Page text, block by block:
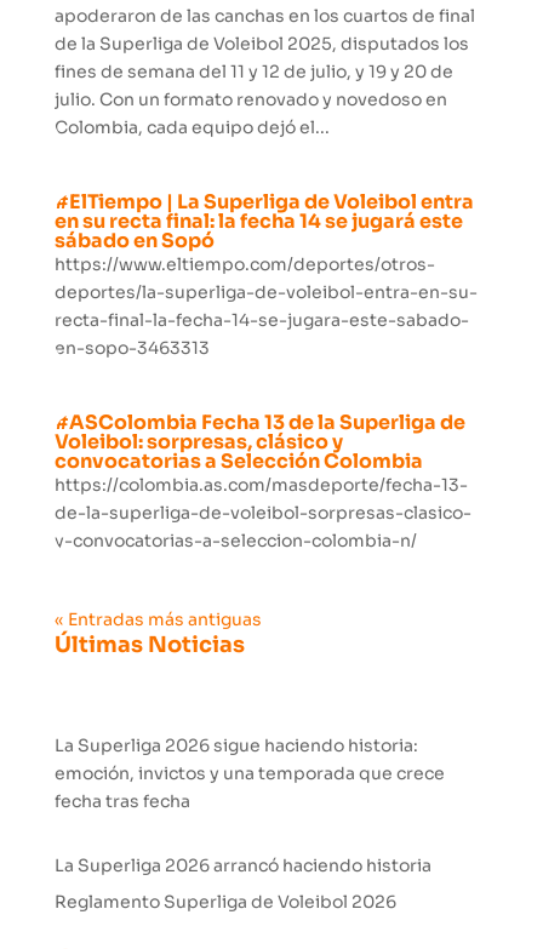
apoderaron de las canchas en los cuartos de final
de la Superliga de Voleibol 2025, disputados los
fines de semana del 11 y 12 de julio, y 19 y 20 de
julio. Con un formato renovado y novedoso en
Colombia, cada equipo dejó el...
#ElTiempo | La Superliga de Voleibol entra
en su recta final: la fecha 14 se jugará este
sábado en Sopó
https://www.eltiempo.com/deportes/otros-
deportes/la-superliga-de-voleibol-entra-en-su-
recta-final-la-fecha-14-se-jugara-este-sabado-
en-sopo-3463313
#ASColombia Fecha 13 de la Superliga de
Voleibol: sorpresas, clásico y
convocatorias a Selección Colombia
https://colombia.as.com/masdeporte/fecha-13-
de-la-superliga-de-voleibol-sorpresas-clasico-
y-convocatorias-a-seleccion-colombia-n/
« Entradas más antiguas
Últimas Noticias
La Superliga 2026 sigue haciendo historia:
emoción, invictos y una temporada que crece
fecha tras fecha
La Superliga 2026 arrancó haciendo historia
Reglamento Superliga de Voleibol 2026